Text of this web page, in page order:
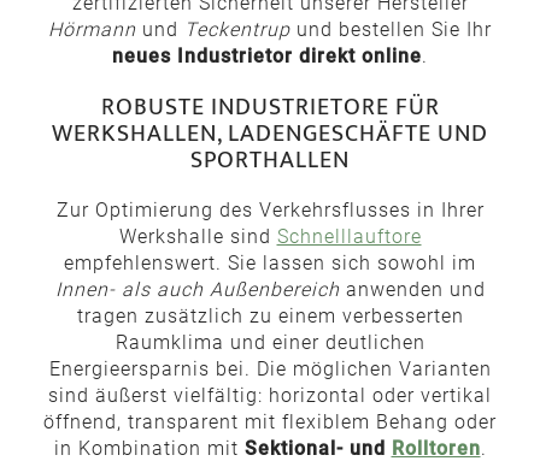
Hörmann und Teckentrup und bestellen Sie Ihr
neues Industrietor direkt online.
ROBUSTE INDUSTRIETORE FÜR
WERKSHALLEN, LADENGESCHÄFTE UND
SPORTHALLEN
Zur Optimierung des Verkehrsflusses in Ihrer
Werkshalle sind Schnelllauftore
empfehlenswert. Sie lassen sich sowohl im
Innen- als auch Außenbereich anwenden und
tragen zusätzlich zu einem verbesserten
Raumklima und einer deutlichen
Energieersparnis bei. Die möglichen Varianten
sind äußerst vielfältig: horizontal oder vertikal
öffnend, transparent mit flexiblem Behang oder
in Kombination mit Sektional- und Rolltoren.